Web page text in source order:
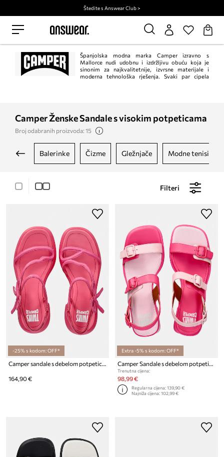
Štedite s Answear Club >
Španjolska modna marka Camper izravno s
Mallorce nudi udobnu i izdržljivu obuću koja je
sinonim za najkvalitetnije, izvrsne materijale i
moderna tehnološka rješenja. Svaki par cipela
Camper Ženske Sandale s visokim potpeticama
Broj odabranih proizvoda: 15
balerinke čizme gležnjače modne tenisice
Filteri
-25% s kodom: OFF*
Camper sandale s debelom potpeticom od kože TWS
164,90 €
Extra -5% s kodom: OFF*
Camper Sandale s debelom potpeticom od kože TWS
Trenutna cijena:
98,99 €
Regularna cijena:139,90 €
Najniža cijena:102,99 €